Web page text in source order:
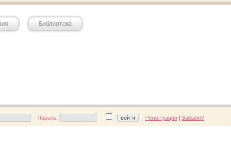
Библиотека
Пароль: Регистрация | Забыли?